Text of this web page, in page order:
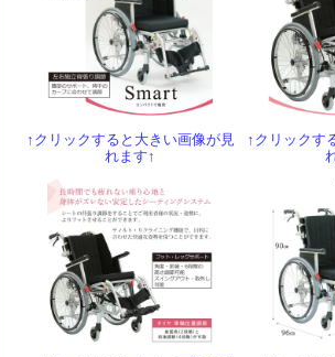
↑クリックすると大きい画像が見
れます↑
↑クリックす